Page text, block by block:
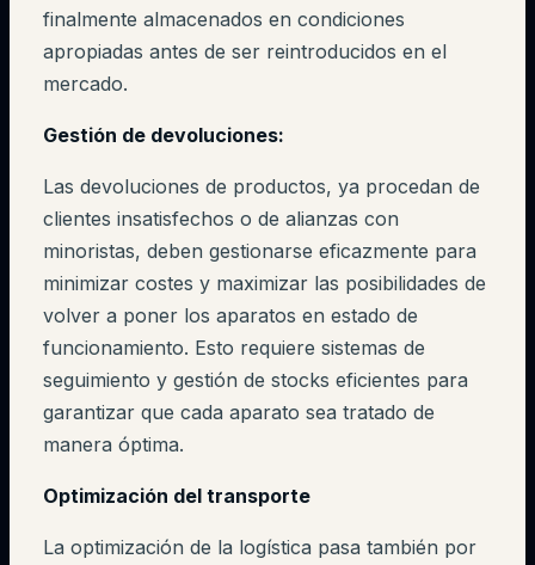
finalmente almacenados en condiciones
apropiadas antes de ser reintroducidos en el
mercado.
Gestión de devoluciones:
Las devoluciones de productos, ya procedan de
clientes insatisfechos o de alianzas con
minoristas, deben gestionarse eficazmente para
minimizar costes y maximizar las posibilidades de
volver a poner los aparatos en estado de
funcionamiento. Esto requiere sistemas de
seguimiento y gestión de stocks eficientes para
garantizar que cada aparato sea tratado de
manera óptima.
Optimización del transporte
La optimización de la logística pasa también por